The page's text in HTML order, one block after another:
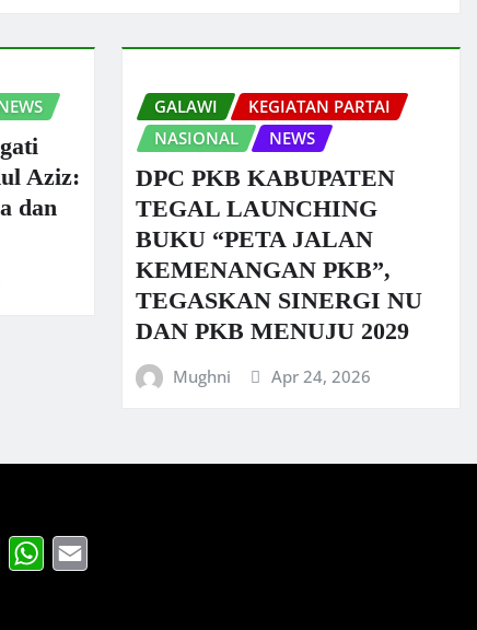
Aziz:
dan
GALAWI
KEGIATAN PARTAI
NASIONAL
NEWS
DPC PKB KABUPATEN
TEGAL LAUNCHING
BUKU “PETA JALAN
KEMENANGAN PKB”,
TEGASKAN SINERGI NU
DAN PKB MENUJU 2029
Mughni Apr 24, 2026
TwitterWhatsApp